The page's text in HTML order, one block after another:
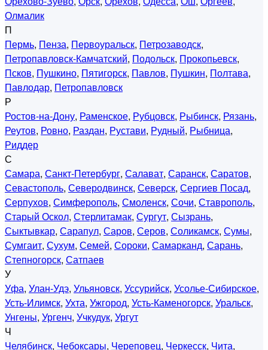
Олмалик
П
Пермь, Пенза, Первоуральск, Петрозаводск,
Петропавловск-Камчатский, Подольск, Прокопьевск,
Псков, Пушкино, Пятигорск, Павлов, Пушкин, Полтава,
Павлодар, Петропавловск
Р
Ростов-на-Дону, Раменское, Рубцовск, Рыбинск, Рязань,
Реутов, Ровно, Раздан, Рустави, Рудный, Рыбница,
Риддер
С
Самара, Санкт-Петербург, Салават, Саранск, Саратов,
Севастополь, Северодвинск, Северск, Сергиев Посад,
Серпухов, Симферополь, Смоленск, Сочи, Ставрополь,
Старый Оскол, Стерлитамак, Сургут, Сызрань,
Сыктывкар, Сарапул, Саров, Серов, Соликамск, Сумы,
Сумгаит, Сухум, Семей, Сороки, Самарканд, Сарань,
Степногорск, Сатпаев
У
Уфа, Улан-Удэ, Ульяновск, Уссурийск, Усолье-Сибирское,
Усть-Илимск, Ухта, Ужгород, Усть-Каменогорск, Уральск,
Унгены, Ургенч, Учкудук, Ургут
Ч
Челябинск, Чебоксары, Череповец, Черкесск, Чита,